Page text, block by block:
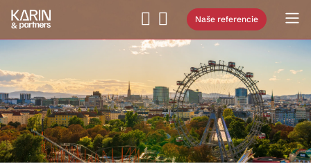
Naše referencie